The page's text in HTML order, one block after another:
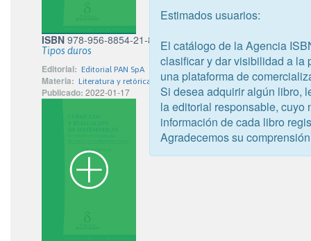
ISBN 978-956-8854-21-8
Tipos duros
Editorial: Editorial PAN SpA
Materia: Literatura y retórica
Publicado: 2022-01-17
Estimados usuarios:
El catálogo de la Agencia
clasificar y dar visibilidad a la
una plataforma de
Si desea adquirir algún libro,
la editorial responsable, cuyo
información de cada libro
Agradecemos su